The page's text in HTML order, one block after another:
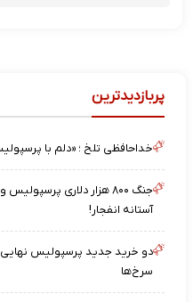
پربازدیدترین
خداحافظی تلخ ؛ «دلم با
جنگ ۸۰۰ هزار دلاری
آستانه انفجار!
دو خرید جدید پرسپولیس نهایی
سرخ‌ها